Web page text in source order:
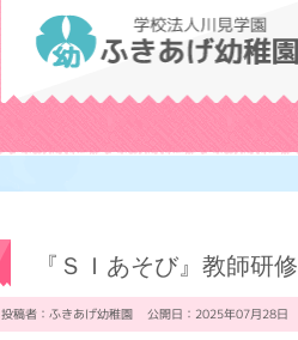
『ＳＩあそび』教師研
投稿者：ふきあげ幼稚園 公開日：2025年07月28日